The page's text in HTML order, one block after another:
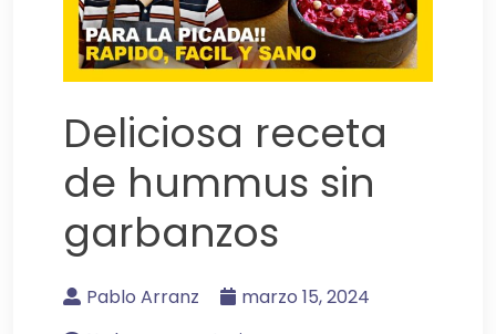
Deliciosa receta
de hummus sin
garbanzos
Pablo Arranz
marzo 15, 2024